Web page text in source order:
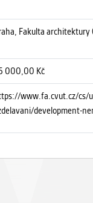
Fakulta architektury
000,00 Kč
www.fa.cvut.cz/cs/
development-